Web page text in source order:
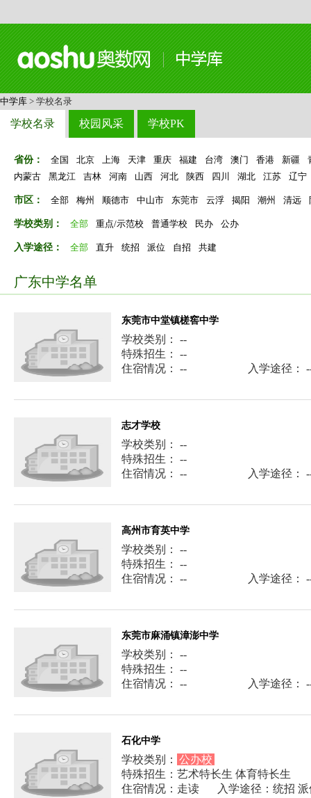
中学库 > 学校名录
学校名录 校园风采 学校PK
省份： 全国 北京 上海 天津 重庆 福建 台湾 澳门 香港 新疆
内蒙古
黑龙江 吉林 河南 山西 河北 陕西 四川 湖北 江苏 辽宁
市区： 全部 梅州 顺德市 中山市 东莞市 云浮 揭阳 潮州 清远
学校类别： 全部 重点/示范校 普通学校 民办 公办
入学途径： 全部 直升 统招 派位 自招 共建
广东中学名单
东莞市中堂镇槎窖中学
学校类别： --
特殊招生： --
住宿情况： --
入学途径：
志才学校
学校类别： --
特殊招生： --
住宿情况： --
入学途径：
高州市育英中学
学校类别： --
特殊招生： --
住宿情况： --
入学途径：
东莞市麻涌镇漳澎中学
学校类别： --
特殊招生： --
住宿情况： --
入学途径：
石化中学
学校类别： 公办校
特殊招生：艺术特长生 体育特长生
住宿情况：走读
入学途径：统招